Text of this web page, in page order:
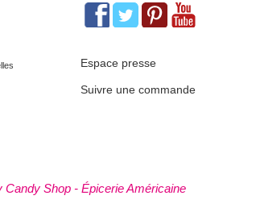
Espace presse
Suivre une commande
Candy Shop - Épicerie Américaine